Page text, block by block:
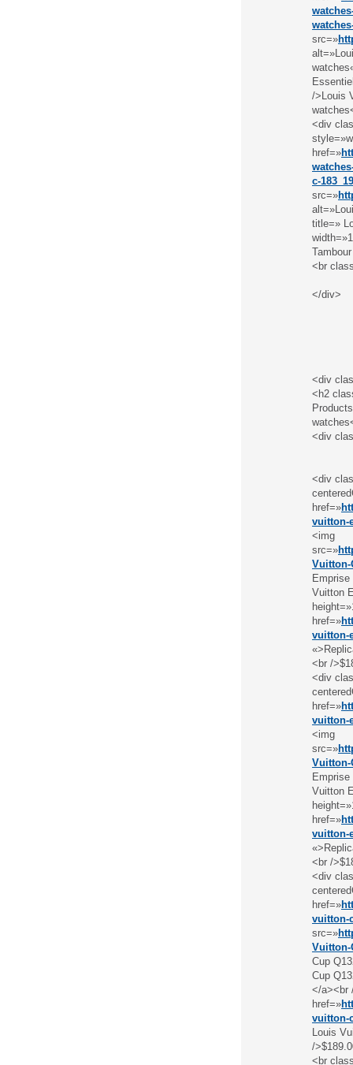
src=»
/>Louis
<div
href=»
c-
src=»
title=»
<br
</div>
<div
<h2
<div
<div
href=»
vuitton-
<img
src=»
Vuitton-
Vuitton
href=»
vuitton-
<br /
<div
href=»
vuitton-
<img
src=»
Vuitton-
Vuitton
href=»
vuitton-
<br /
<div
href=»
vuitton-
src=»
Vuitton-
Cup
Cup
</a><br
href=»
vuitton-
Louis
/
<br